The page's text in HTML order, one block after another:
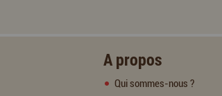
A propos
Qui sommes-nous ?